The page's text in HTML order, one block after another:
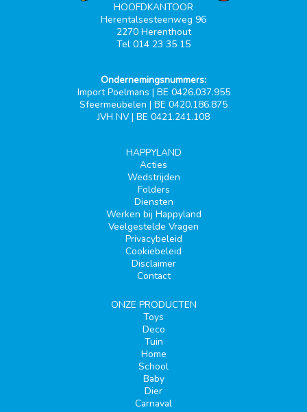
HOOFDKANTOOR
Herentalsesteenweg 96
2270 Herenthout
Tel 014 23 35 15
Ondernemingsnummers:
Import Poelmans | BE 0426.037.955
Sfeermeubelen | BE 0420.186.875
JVH NV | BE 0421.241.108
HAPPYLAND
Acties
Wedstrijden
Folders
Diensten
Werken bij Happyland
Veelgestelde Vragen
Privacybeleid
Cookiebeleid
Disclaimer
Contact
ONZE PRODUCTEN
Toys
Deco
Tuin
Home
School
Baby
Dier
Carnaval